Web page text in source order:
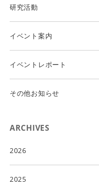
研究活動
イベント案内
イベントレポート
その他お知らせ
ARCHIVES
2026
2025